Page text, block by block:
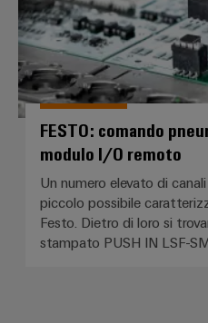
FESTO: comando
modulo I/O remoto
Un numero elevato di
piccolo possibile
Festo. Dietro di loro si
stampato PUSH IN LSF-